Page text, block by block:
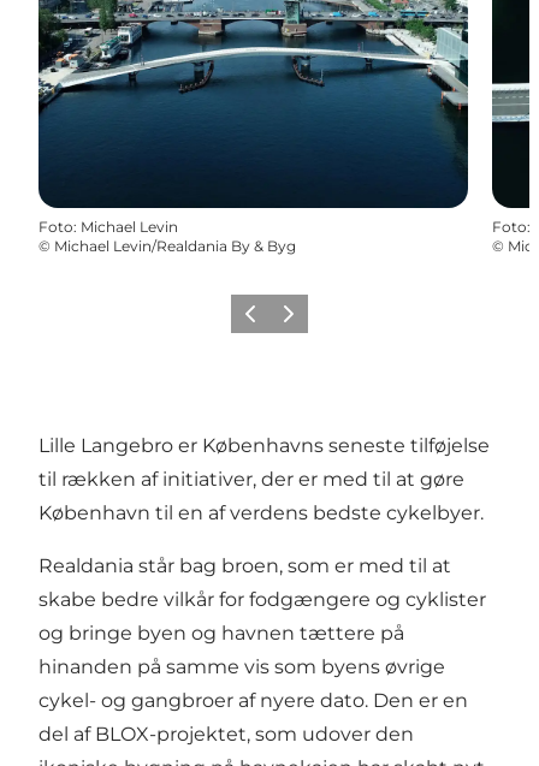
Foto: Michael Levin
© Michael Levin/Realdania By & Byg
Foto:
©
ForrigeNæste
Lille Langebro er Københavns seneste tilføjelse
til rækken af initiativer, der er med til at gøre
København til en af verdens bedste cykelbyer.
Realdania står bag broen, som er med til at
skabe bedre vilkår for fodgængere og cyklister
og bringe byen og havnen tættere på
hinanden på samme vis som byens øvrige
cykel- og gangbroer af nyere dato. Den er en
del af BLOX-projektet, som udover den